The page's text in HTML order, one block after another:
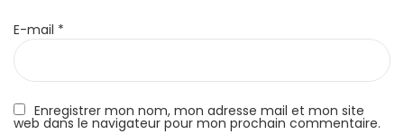
Enregistrer mon nom, mon adresse mail et mon site
web dans le navigateur pour mon prochain commentaire.
E-mail *